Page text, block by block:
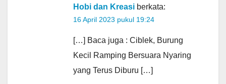
Hobi dan Kreasi berkata:
16 April 2023 pukul 19:24
[…] Baca juga : Ciblek, Burung
Kecil Ramping Bersuara Nyaring
yang Terus Diburu […]